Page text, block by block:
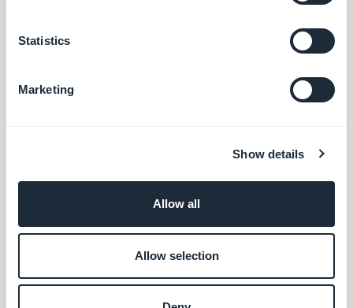
Statistics
Marketing
Show details
Allow all
Allow selection
Google Kontakte
Kontaktdaten schneller verwalten